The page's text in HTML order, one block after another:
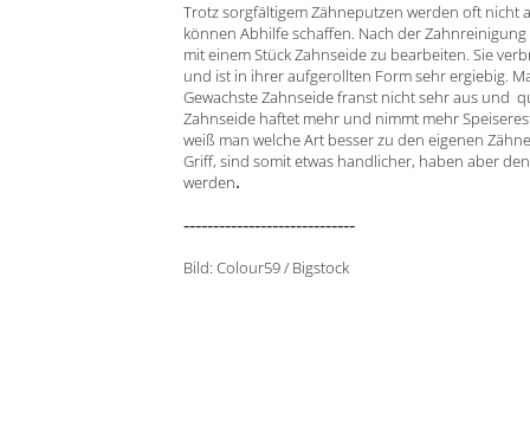
Trotz sorgfältigem Zähneputzen werden oft nicht
können Abhilfe schaffen. Nach der
mit einem Stück Zahnseide zu bearbeiten. Sie
und ist in ihrer aufgerollten Form sehr ergiebig.
Gewachste Zahnseide franst nicht sehr aus und
Zahnseide haftet mehr und nimmt mehr
weiß man welche Art besser zu den eigenen
Griff, sind somit etwas handlicher, haben aber
werden.
-----------------------------
Bild: Colour59 / Bigstock